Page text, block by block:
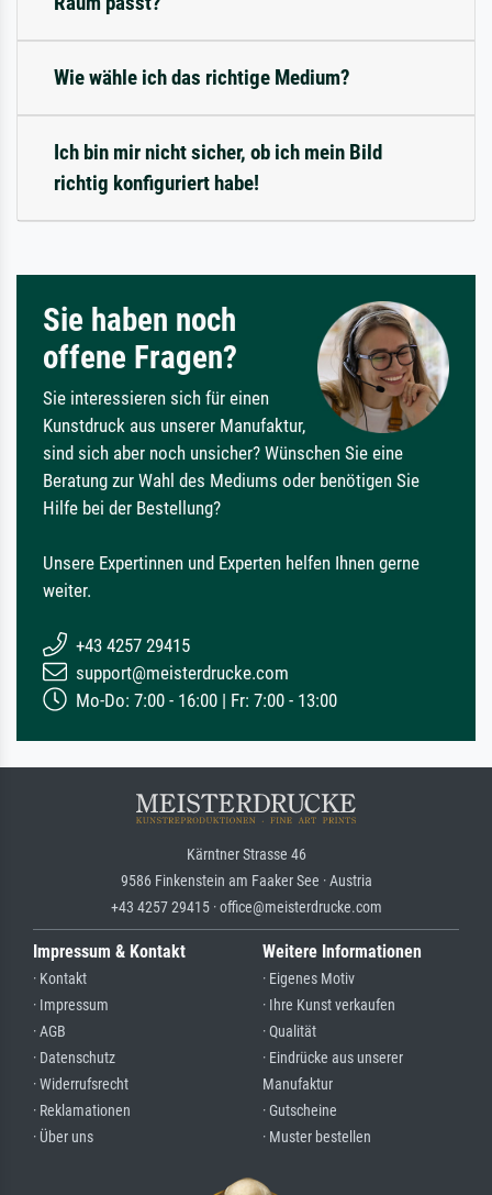
Wie wähle ich das richtige Medium?
Ich bin mir nicht sicher, ob ich mein Bild
richtig konfiguriert habe!
Sie haben noch
offene Fragen?
Sie interessieren sich für einen
Kunstdruck aus unserer Manufaktur,
sind sich aber noch unsicher? Wünschen Sie eine
Beratung zur Wahl des Mediums oder benötigen Sie
Hilfe bei der Bestellung?
Unsere Expertinnen und Experten helfen Ihnen gerne
weiter.
+43 4257 29415
support@meisterdrucke.com
Mo-Do: 7:00 - 16:00 | Fr: 7:00 - 13:00
Kärntner Strasse 46
9586 Finkenstein am Faaker See · Austria
+43 4257 29415 · office@meisterdrucke.com
Impressum & Kontakt
· Kontakt
· Impressum
· AGB
· Datenschutz
· Widerrufsrecht
· Reklamationen
· Über uns
Weitere Informationen
· Eigenes Motiv
· Ihre Kunst verkaufen
· Qualität
· Eindrücke aus unserer
Manufaktur
· Gutscheine
· Muster bestellen